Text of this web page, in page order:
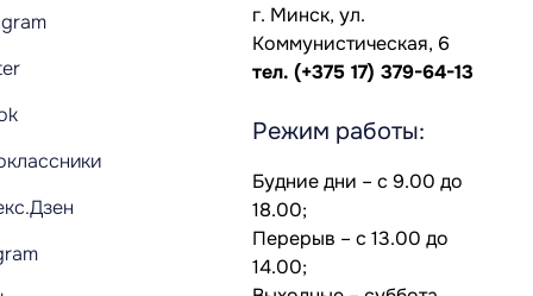
г. Минск, ул.
Коммунистическая, 6
тел. (+375 17) 379-64-13
Режим работы:
Будние дни – с 9.00 до
18.00;
Перерыв – с 13.00 до
14.00;